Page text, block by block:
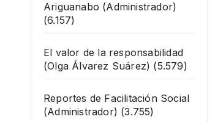
Ariguanabo (Administrador)
(6.157)
El valor de la responsabilidad
(Olga Álvarez Suárez) (5.579)
Reportes de Facilitación Social
(Administrador) (3.755)